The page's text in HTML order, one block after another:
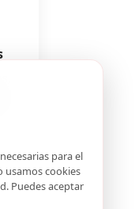
para el
usamos cookies
Puedes aceptar